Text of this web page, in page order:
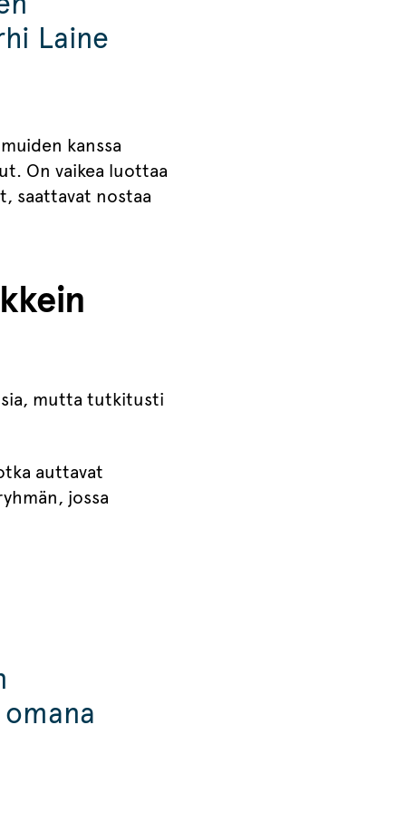
Laine
kanssa
On vaikea luottaa
saattavat nostaa
mutta tutkitusti
auttavat
jossa